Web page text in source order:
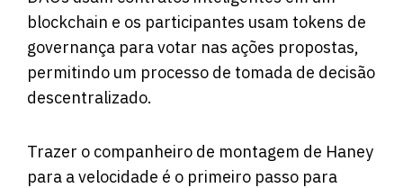
blockchain e os participantes usam tokens de
governança para votar nas ações propostas,
permitindo um processo de tomada de decisão
descentralizado.
Trazer o companheiro de montagem de Haney
para a velocidade é o primeiro passo para